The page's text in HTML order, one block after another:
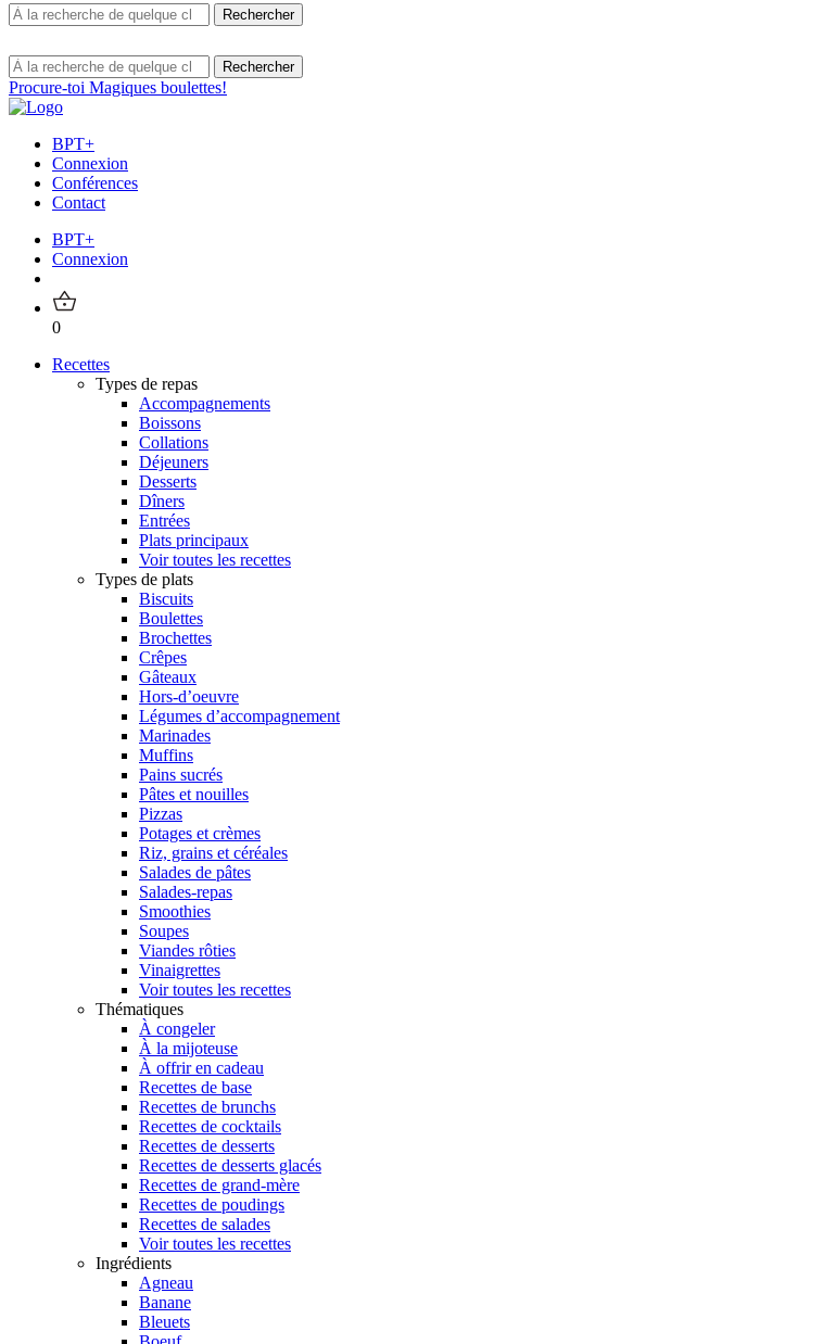
Procure-toi Magiques boulettes!
BPT+
Connexion
Conférences
Contact
BPT+
Connexion
0
Recettes
Types de repas
Accompagnements
Boissons
Collations
Déjeuners
Desserts
Dîners
Entrées
Plats principaux
Voir toutes les recettes
Types de plats
Biscuits
Boulettes
Brochettes
Crêpes
Gâteaux
Hors-d’oeuvre
Légumes d’accompagnement
Marinades
Muffins
Pains sucrés
Pâtes et nouilles
Pizzas
Potages et crèmes
Riz, grains et céréales
Salades de pâtes
Salades-repas
Smoothies
Soupes
Viandes rôties
Vinaigrettes
Voir toutes les recettes
Thématiques
À congeler
À la mijoteuse
À offrir en cadeau
Recettes de base
Recettes de brunchs
Recettes de cocktails
Recettes de desserts
Recettes de desserts glacés
Recettes de grand-mère
Recettes de poudings
Recettes de salades
Voir toutes les recettes
Ingrédients
Agneau
Banane
Bleuets